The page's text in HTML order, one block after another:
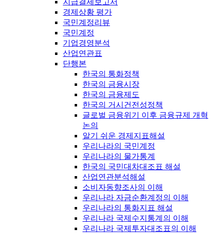
지급결제보고서
경제상황 평가
국민계정리뷰
국민계정
기업경영분석
산업연관표
단행본
한국의 통화정책
한국의 금융시장
한국의 금융제도
한국의 거시건전성정책
글로벌 금융위기 이후 금융규제 개혁
논의
알기 쉬운 경제지표해설
우리나라의 국민계정
우리나라의 물가통계
한국의 국민대차대조표 해설
산업연관분석해설
소비자동향조사의 이해
우리나라 자금순환계정의 이해
우리나라의 통화지표 해설
우리나라 국제수지통계의 이해
우리나라 국제투자대조표의 이해